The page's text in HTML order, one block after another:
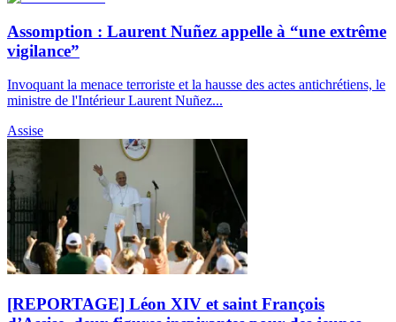
Assomption : Laurent Nuñez appelle à “une extrême
vigilance”
Invoquant la menace terroriste et la hausse des actes antichrétiens, le
ministre de l'Intérieur Laurent Nuñez...
Assise
[REPORTAGE] Léon XIV et saint François